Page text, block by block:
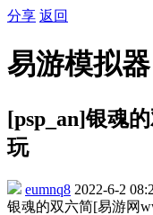
分享 返回
易游模拟器
[psp_an]银魂
玩
eumnq8 2022-6-2
银魂的双六简[易游网